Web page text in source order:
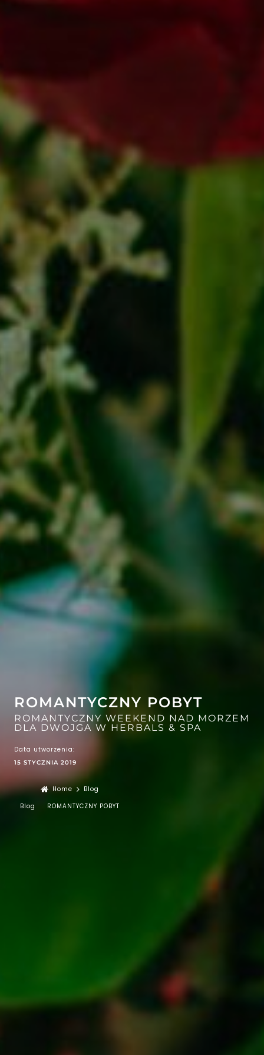
ROMANTYCZNY POBYT
ROMANTYCZNY WEEKEND NAD MORZEM
DLA DWOJGA W HERBALS & SPA
15 STYCZNIA 2019
Data utworzenia:
Home
Blog
Blog
ROMANTYCZNY POBYT